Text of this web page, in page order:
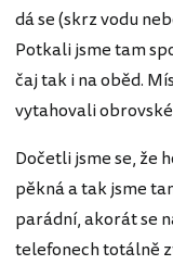
dá se (skrz vodu
Potkali jsme tam
čaj tak i na oběd.
vytahovali
Dočetli jsme se, že
pěkná a tak jsme
parádní, akorát se
telefonech totálně